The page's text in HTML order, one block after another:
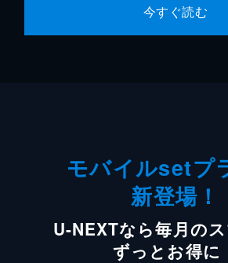
今すぐ読む
モバイルsetプ
新登場！
U-NEXTなら毎月の
ずっとお得に